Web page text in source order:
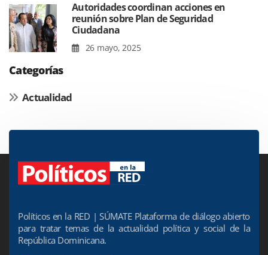
Autoridades coordinan acciones en
reunión sobre Plan de Seguridad
Ciudadana
26 mayo, 2025
Categorías
Actualidad
Políticos en la RED | SÚMATE Plataforma de diálogo abierto
para tratar temas de la actualidad política y social de la
República Dominicana.